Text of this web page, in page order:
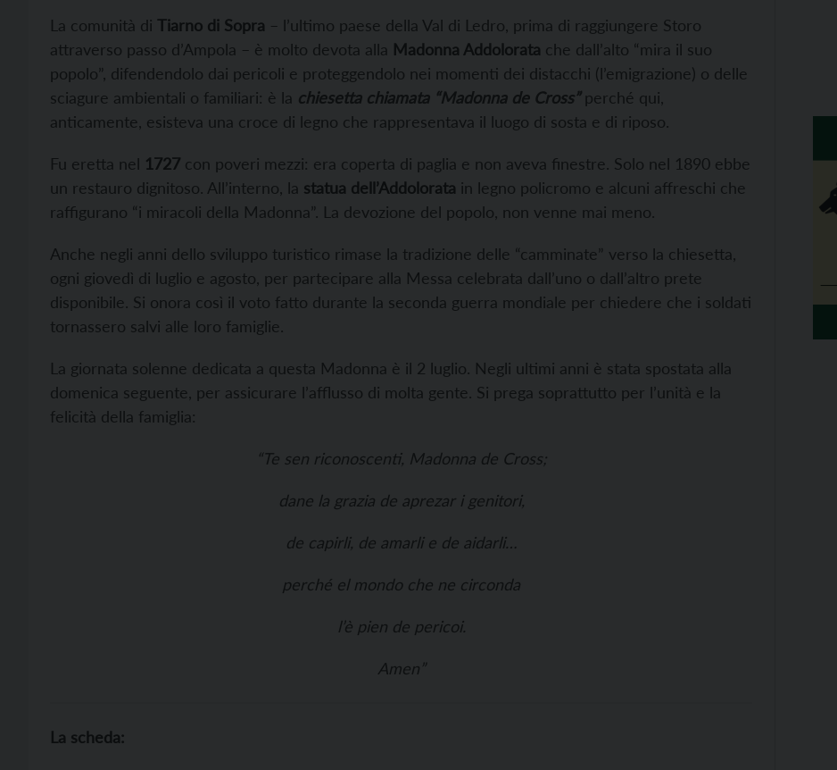
La comunità di Tiarno di Sopra – l’ultimo paese della Val di Ledro, prima di raggiungere Storo
attraverso passo d’Ampola – è molto devota alla Madonna Addolorata che dall’alto “mira il suo
popolo”, difendendolo dai pericoli e proteggendolo nei momenti dei distacchi (l’emigrazione) o delle
sciagure ambientali o familiari: è la chiesetta chiamata “Madonna de Cross”perché qui,
anticamente, esisteva una croce di legno che rappresentava il luogo di sosta e di riposo.
Fu eretta nel 1727 con poveri mezzi: era coperta di paglia e non aveva finestre. Solo nel 1890 ebbe
un restauro dignitoso. All’interno, la statua dell’Addolorata in legno policromo e alcuni affreschi che
raffigurano “i miracoli della Madonna”. La devozione del popolo, non venne mai meno.
Anche negli anni dello sviluppo turistico rimase la tradizione delle “camminate” verso la chiesetta,
ogni giovedì di luglio e agosto, per partecipare alla Messa celebrata dall’uno o dall’altro prete
disponibile. Si onora così il voto fatto durante la seconda guerra mondiale per chiedere che i soldati
tornassero salvi alle loro famiglie.
La giornata solenne dedicata a questa Madonna è il 2 luglio. Negli ultimi anni è stata spostata alla
domenica seguente, per assicurare l’afflusso di molta gente. Si prega soprattutto per l’unità e la
felicità della famiglia:
“Te sen riconoscenti, Madonna de Cross;
dane la grazia de aprezar i genitori,
de capirli, de amarli e de aidarli…
perché el mondo che ne circonda
l’è pien de pericoi.
Amen”
La scheda: